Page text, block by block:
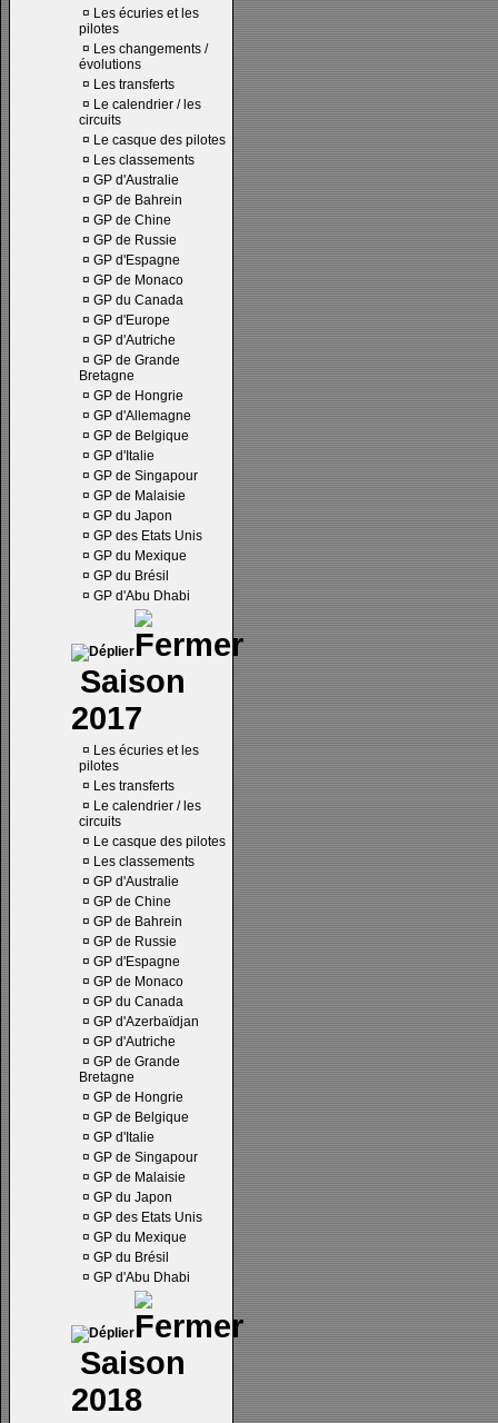
¤ Les écuries et les
pilotes
¤ Les changements /
évolutions
¤ Les transferts
¤ Le calendrier / les
circuits
¤ Le casque des pilotes
¤ Les classements
¤ GP d'Australie
¤ GP de Bahrein
¤ GP de Chine
¤ GP de Russie
¤ GP d'Espagne
¤ GP de Monaco
¤ GP du Canada
¤ GP d'Europe
¤ GP d'Autriche
¤ GP de Grande
Bretagne
¤ GP de Hongrie
¤ GP d'Allemagne
¤ GP de Belgique
¤ GP d'Italie
¤ GP de Singapour
¤ GP de Malaisie
¤ GP du Japon
¤ GP des Etats Unis
¤ GP du Mexique
¤ GP du Brésil
¤ GP d'Abu Dhabi
Saison
2017
¤ Les écuries et les
pilotes
¤ Les transferts
¤ Le calendrier / les
circuits
¤ Le casque des pilotes
¤ Les classements
¤ GP d'Australie
¤ GP de Chine
¤ GP de Bahrein
¤ GP de Russie
¤ GP d'Espagne
¤ GP de Monaco
¤ GP du Canada
¤ GP d'Azerbaïdjan
¤ GP d'Autriche
¤ GP de Grande
Bretagne
¤ GP de Hongrie
¤ GP de Belgique
¤ GP d'Italie
¤ GP de Singapour
¤ GP de Malaisie
¤ GP du Japon
¤ GP des Etats Unis
¤ GP du Mexique
¤ GP du Brésil
¤ GP d'Abu Dhabi
Saison
2018